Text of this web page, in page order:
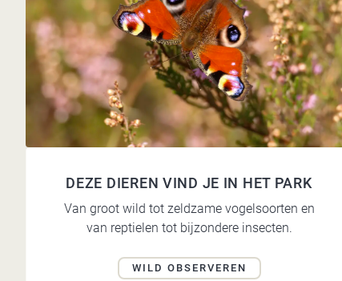
DEZE DIEREN VIND JE IN HET PARK
Van groot wild tot zeldzame vogelsoorten en
van reptielen tot bijzondere insecten.
WILD OBSERVEREN